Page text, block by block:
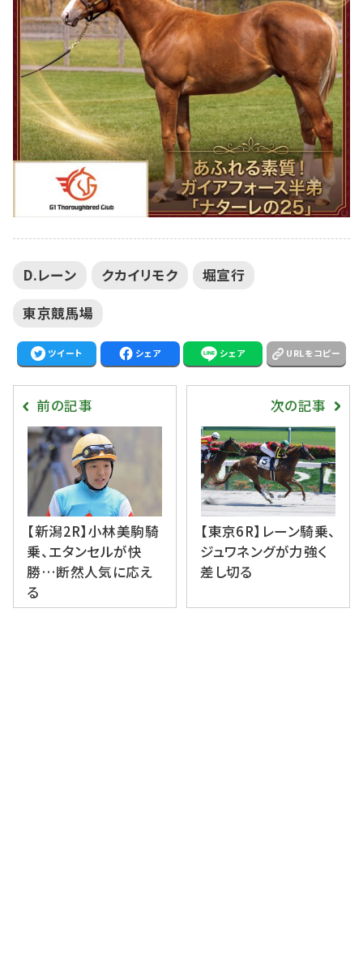
D.レーン クカイリモク
堀宣行
東京競馬場
ツイート シェア シェア URLをコピー
前の記事
【新潟2R】小林美駒騎
乗、エタンセルが快
勝…断然人気に応え
る
次の記事
【東京6R】レーン騎乗、
ジュワネングが力強く
差し切る